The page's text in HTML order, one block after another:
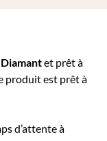
Diamantet prêt à
produit est prêt à
d’attente à